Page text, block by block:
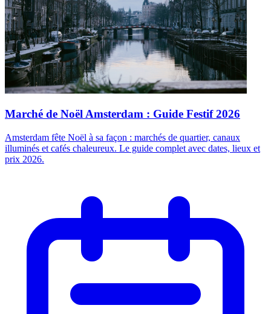
Marché de Noël Amsterdam : Guide Festif 2026
Amsterdam fête Noël à sa façon : marchés de quartier, canaux
illuminés et cafés chaleureux. Le guide complet avec dates, lieux et
prix 2026.